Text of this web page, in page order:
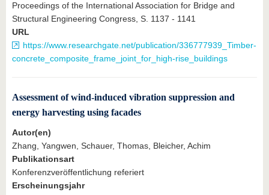
Proceedings of the International Association for Bridge and
Structural Engineering Congress, S. 1137 - 1141
URL
https://www.researchgate.net/publication/336777939_Timber-
concrete_composite_frame_joint_for_high-rise_buildings
Assessment of wind-induced vibration suppression and
energy harvesting using facades
Autor(en)
Zhang, Yangwen, Schauer, Thomas, Bleicher, Achim
Publikationsart
Konferenzveröffentlichung referiert
Erscheinungsjahr